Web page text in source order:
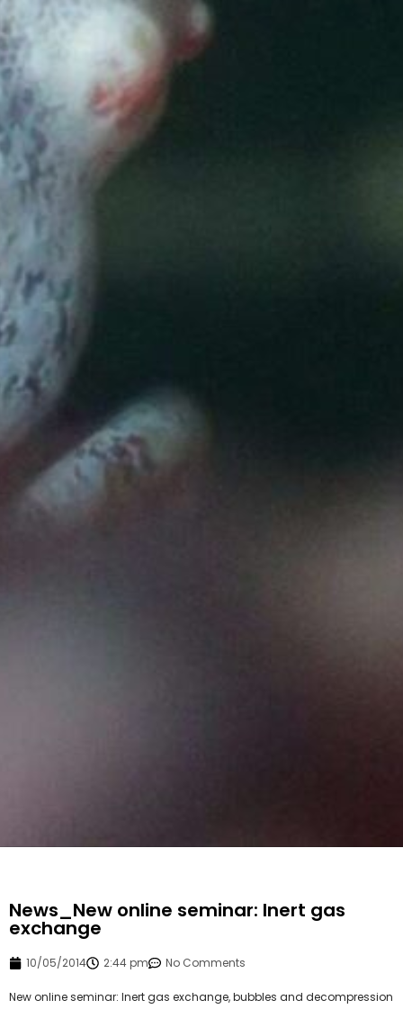
News_New online seminar: Inert gas
exchange
10/05/2014 2:44 pm No Comments
New online seminar: Inert gas exchange, bubbles and decompression